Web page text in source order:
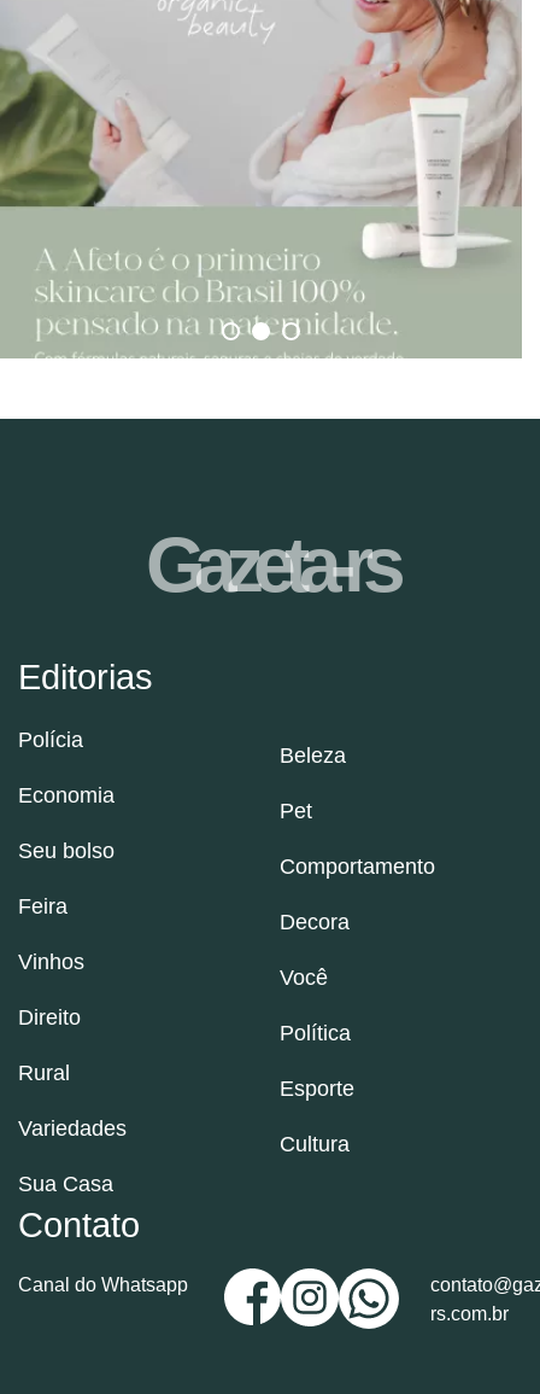
Editorias
Polícia
Economia
Seu bolso
Feira
Vinhos
Direito
Rural
Variedades
Sua Casa
Beleza
Pet
Comportamento
Decora
Você
Política
Esporte
Cultura
Contato
Canal do Whatsapp
rs.com.br
Gazeta-rs